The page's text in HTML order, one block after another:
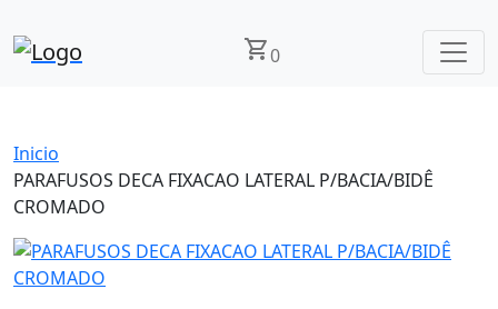
shopping_cart0
Inicio
PARAFUSOS DECA FIXACAO LATERAL P/BACIA/BIDÊ
CROMADO